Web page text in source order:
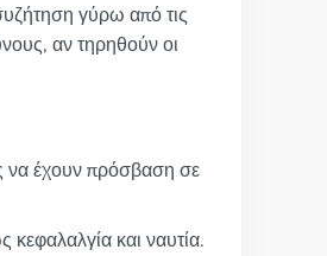
γύρω από τις
αν τηρηθούν οι
να έχουν πρόσβαση σε
κεφαλαλγία και ναυτία.